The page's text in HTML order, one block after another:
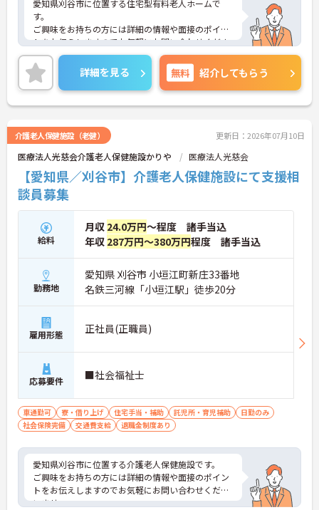
愛知県刈谷市に位置する住宅型有料老人ホームで
す。
ご興味をお持ちの方には詳細の情報や面接のポイン
トをお伝えしますのでお気軽にお問い合わせくださ
いませ。
詳細を見る 無料 紹介してもらう
介護老人保健施設（老健） 更新日：2026年07月10日
医療法人光慈会介護老人保健施設かりや 医療法人光慈会
【愛知県／刈谷市】介護老人保健施設にて支援相
談員募集
給料
月収 24.0万円～程度 諸手当込
年収 287万円～380万円程度 諸手当込
勤務地
愛知県 刈谷市 小垣江町新庄33番地
名鉄三河線「小垣江駅」徒歩20分
雇用形態 正社員(正職員)
応募要件 ■社会福祉士
車通勤可 寮・借り上げ 住宅手当・補助 託児所・育児補助
日勤のみ
社会保険完備
交通費支給 退職金制度あり
愛知県刈谷市に位置する介護老人保健施設です。
ご興味をお持ちの方には詳細の情報や面接のポイン
トをお伝えしますのでお気軽にお問い合わせくださ
いませ。